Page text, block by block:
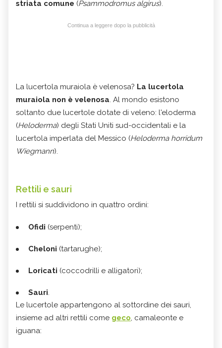
striata comune (Psammodromus algirus).
Continua a leggere dopo la pubblicità
La lucertola muraiola è velenosa? La lucertola
muraiola non è velenosa. Al mondo esistono
soltanto due lucertole dotate di veleno: l'eloderma
(Heloderma) degli Stati Uniti sud-occidentali e la
lucertola imperlata del Messico (Heloderma horridum
Wiegmann).
Rettili e sauri
I rettili si suddividono in quattro ordini:
Ofidi (serpenti);
Cheloni (tartarughe);
Loricati (coccodrilli e alligatori);
Sauri.
Le lucertole appartengono al sottordine dei sauri,
insieme ad altri rettili come geco, camaleonte e
iguana: